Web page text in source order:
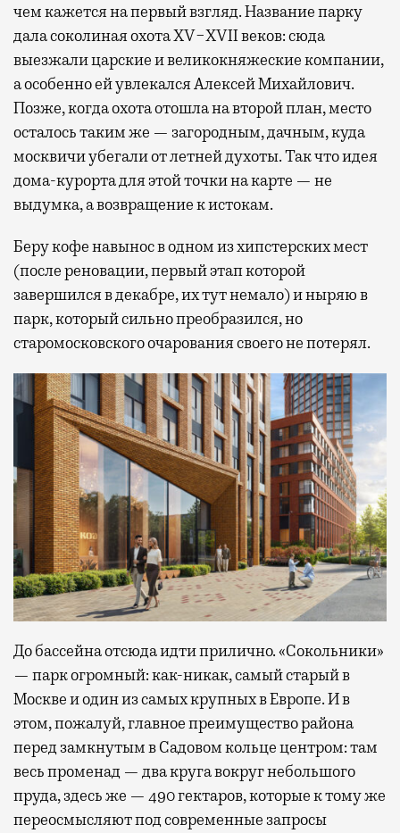
чем кажется на первый взгляд. Название парку
дала соколиная охота XV−XVII веков: сюда
выезжали царские и великокняжеские компании,
а особенно ей увлекался Алексей Михайлович.
Позже, когда охота отошла на второй план, место
осталось таким же — загородным, дачным, куда
москвичи убегали от летней духоты. Так что идея
дома-курорта для этой точки на карте — не
выдумка, а возвращение к истокам.
Беру кофе навынос в одном из хипстерских мест
(после реновации, первый этап которой
завершился в декабре, их тут немало) и ныряю в
парк, который сильно преобразился, но
старомосковского очарования своего не потерял.
До бассейна отсюда идти прилично. «Сокольники»
— парк огромный: как-никак, самый старый в
Москве и один из самых крупных в Европе. И в
этом, пожалуй, главное преимущество района
перед замкнутым в Садовом кольце центром: там
весь променад — два круга вокруг небольшого
пруда, здесь же — 490 гектаров, которые к тому же
переосмысляют под современные запросы